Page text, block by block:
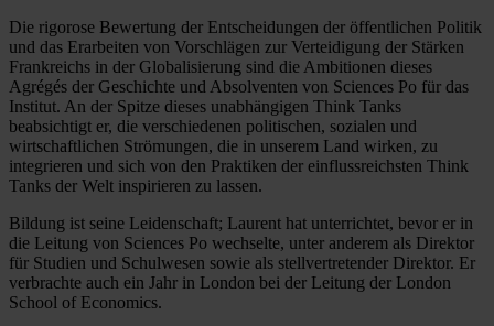
Die rigorose Bewertung der Entscheidungen der öffentlichen Politik
und das Erarbeiten von Vorschlägen zur Verteidigung der Stärken
Frankreichs in der Globalisierung sind die Ambitionen dieses
Agrégés der Geschichte und Absolventen von Sciences Po für das
Institut. An der Spitze dieses unabhängigen Think Tanks
beabsichtigt er, die verschiedenen politischen, sozialen und
wirtschaftlichen Strömungen, die in unserem Land wirken, zu
integrieren und sich von den Praktiken der einflussreichsten Think
Tanks der Welt inspirieren zu lassen.
Bildung ist seine Leidenschaft; Laurent hat unterrichtet, bevor er in
die Leitung von Sciences Po wechselte, unter anderem als Direktor
für Studien und Schulwesen sowie als stellvertretender Direktor. Er
verbrachte auch ein Jahr in London bei der Leitung der London
School of Economics.